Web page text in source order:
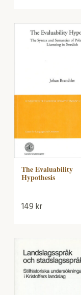
The Evaluability
Hypothesis
149kr